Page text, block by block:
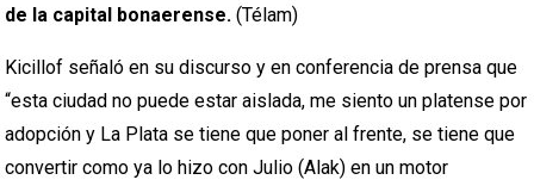
de la capital bonaerense. (Télam)
Kicillof señaló en su discurso y en conferencia de prensa que
“esta ciudad no puede estar aislada, me siento un platense por
adopción y La Plata se tiene que poner al frente, se tiene que
convertir como ya lo hizo con Julio (Alak) en un motor